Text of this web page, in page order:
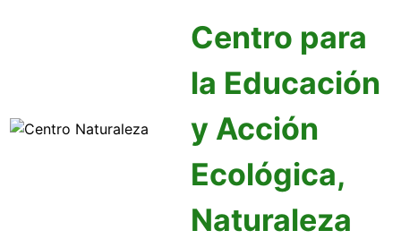
Centro para
la Educación
y Acción
Ecológica,
Naturaleza